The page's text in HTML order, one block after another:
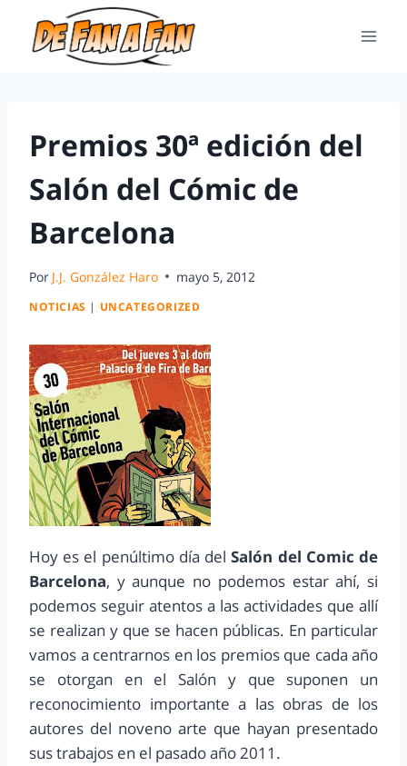
Premios 30ª edición del
Salón del Cómic de
Barcelona
Por J.J. González Haro mayo 5, 2012
NOTICIAS | UNCATEGORIZED
Hoy es el penúltimo día delSalón del Comic de
Barcelona, y aunque no podemos estar ahí, si
podemos seguir atentos a las actividades que allí
se realizan y que se hacen públicas. En particular
vamos a centrarnos en los premios que cada año
se otorgan en el Salón y que suponen un
reconocimiento importante a las obras de los
autores del noveno arte que hayan presentado
sus trabajos en el pasado año 2011.